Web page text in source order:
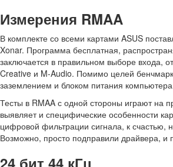
Измерения RMAA
В комплекте со всеми картами ASUS
Xonar. Программа бесплатная,
заключается в правильном выборе входа,
Creative и M-Audio. Помимо целей
заземлением и блоком питания
Тесты в RMAA с одной стороны играют на
выявляет и специфические особенности
цифровой фильтрации сигнала, к
Возможно, просто подправили драйвера, и
24 бит 44 кГц